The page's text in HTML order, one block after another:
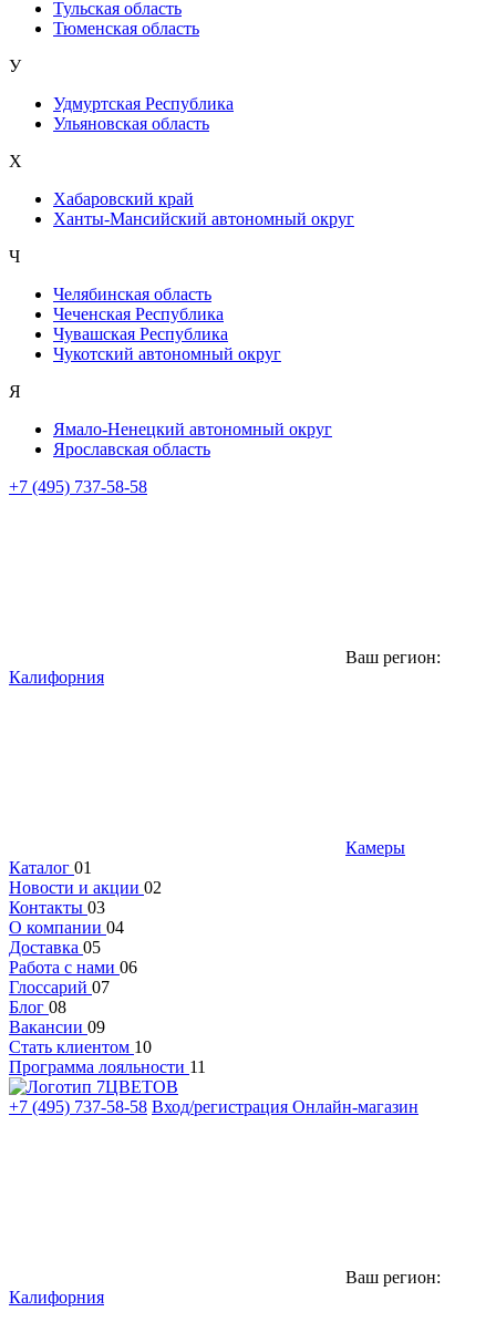
Тульская область
Тюменская область
У
Удмуртская Республика
Ульяновская область
Х
Хабаровский край
Ханты-Мансийский автономный округ
Ч
Челябинская область
Чеченская Республика
Чувашская Республика
Чукотский автономный округ
Я
Ямало-Ненецкий автономный округ
Ярославская область
+7 (495) 737-58-58
Ваш регион:
Калифорния
Камеры
Каталог 01
Новости и акции 02
Контакты 03
О компании 04
Доставка 05
Работа с нами 06
Глоссарий 07
Блог 08
Вакансии 09
Стать клиентом 10
Программа лояльности 11
+7 (495) 737-58-58 Вход/регистрация Онлайн-магазин
Ваш регион:
Калифорния